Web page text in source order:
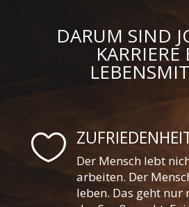
DARUM SIND
KARRIERE

Der Mensch lebt
arbeiten. Der
leben. Das geht nur